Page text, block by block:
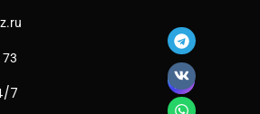
73
7